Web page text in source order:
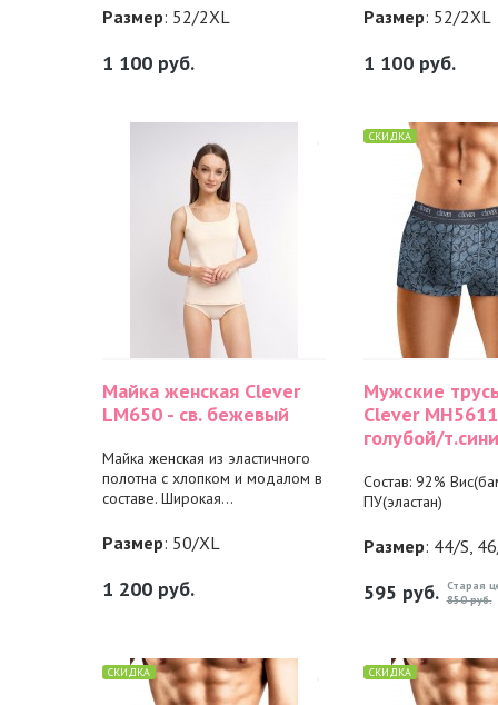
Размер: 52/2XL
1 100руб.
Размер: 52/2XL
1 100руб.
Майка женская Clever
LM650 - св. бежевый
Майка женская из эластичного
полотна с хлопком и модалом в
составе. Широкая...
Размер: 50/XL
1 200руб.
СКИДКА
Мужские
Clever
голубой/
Состав: 92%
ПУ(эластан)
Размер: 44/S,
595 руб. Старая
850 руб.
СКИДКА СКИДКА